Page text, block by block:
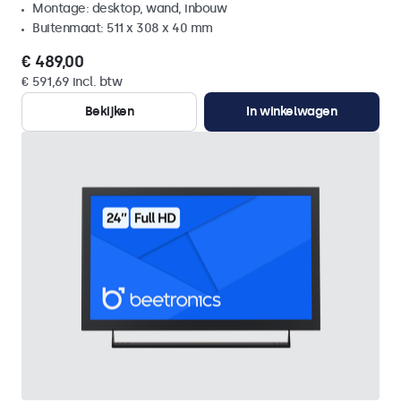
Montage: desktop, wand, inbouw
Buitenmaat: 511 x 308 x 40 mm
€ 489,00
€ 591,69 incl. btw
Bekijken
In winkelwagen